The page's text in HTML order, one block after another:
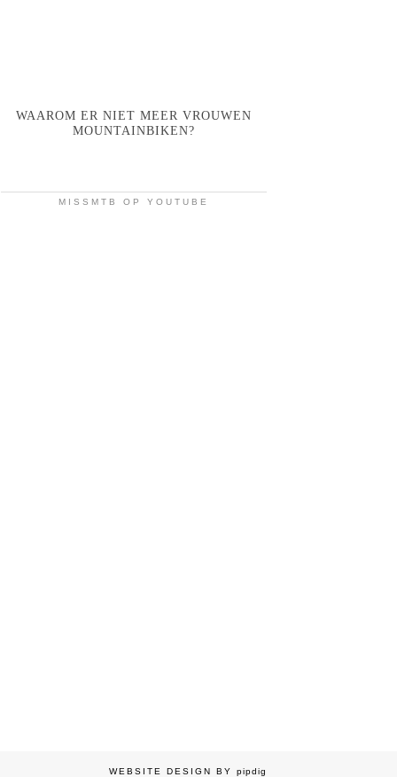
WAAROM ER NIET MEER VROUWEN
MOUNTAINBIKEN?
MISSMTB OP YOUTUBE
WEBSITE DESIGN BY pipdig